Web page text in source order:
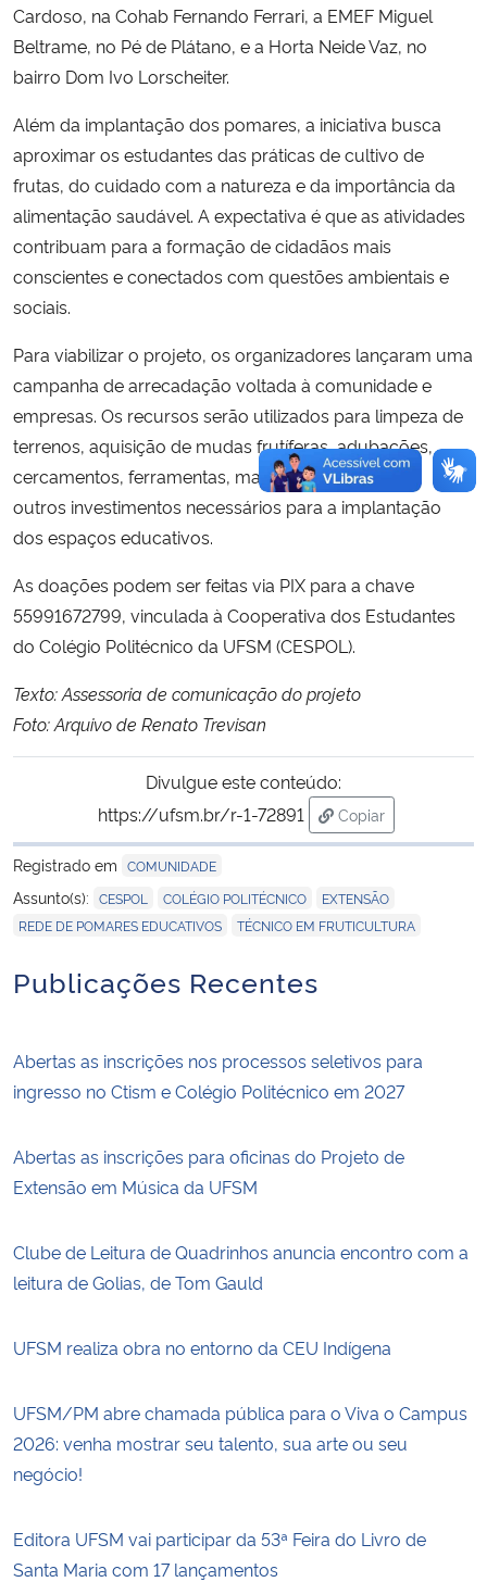
Cardoso, na Cohab Fernando Ferrari, a EMEF Miguel
Beltrame, no Pé de Plátano, e a Horta Neide Vaz, no
bairro Dom Ivo Lorscheiter.
Além da implantação dos pomares, a iniciativa busca
aproximar os estudantes das práticas de cultivo de
frutas, do cuidado com a natureza e da importância da
alimentação saudável. A expectativa é que as atividades
contribuam para a formação de cidadãos mais
conscientes e conectados com questões ambientais e
sociais.
Para viabilizar o projeto, os organizadores lançaram uma
campanha de arrecadação voltada à comunidade e
empresas. Os recursos serão utilizados para limpeza de
terrenos, aquisição de mudas frutíferas, adubações,
cercamentos, ferramentas, materiais de irrigação e
outros investimentos necessários para a implantação
dos espaços educativos.
As doações podem ser feitas via PIX para a chave
55991672799, vinculada à Cooperativa dos Estudantes
do Colégio Politécnico da UFSM (CESPOL).
Texto: Assessoria de comunicação do projeto
Foto: Arquivo de Renato Trevisan
Divulgue este conteúdo:
https://ufsm.br/r-1-72891
Copiar
para área de
Registrado em COMUNIDADE
Assunto(s): CESPOL COLÉGIO POLITÉCNICO EXTENSÃO
REDE DE POMARES EDUCATIVOS TÉCNICO EM FRUTICULTURA
Publicações Recentes
Abertas as inscrições nos processos seletivos para
ingresso no Ctism e Colégio Politécnico em 2027
Abertas as inscrições para oficinas do Projeto de
Extensão em Música da UFSM
Clube de Leitura de Quadrinhos anuncia encontro com a
leitura de Golias, de Tom Gauld
UFSM realiza obra no entorno da CEU Indígena
UFSM/PM abre chamada pública para o Viva o Campus
2026: venha mostrar seu talento, sua arte ou seu
negócio!
Editora UFSM vai participar da 53ª Feira do Livro de
Santa Maria com 17 lançamentos